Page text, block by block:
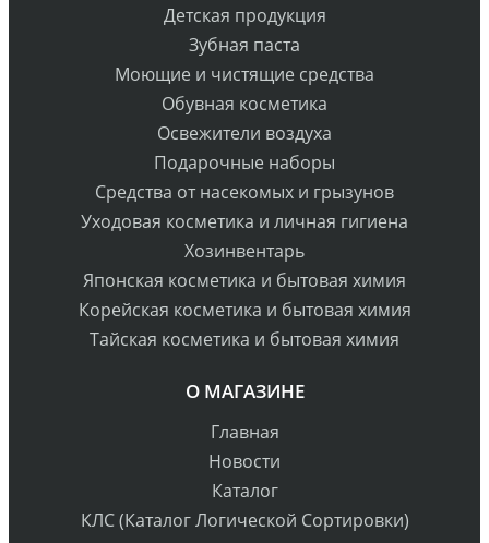
Детская продукция
Зубная паста
Моющие и чистящие средства
Обувная косметика
Освежители воздуха
Подарочные наборы
Средства от насекомых и грызунов
Уходовая косметика и личная гигиена
Хозинвентарь
Японская косметика и бытовая химия
Корейская косметика и бытовая химия
Тайская косметика и бытовая химия
О МАГАЗИНЕ
Главная
Новости
Каталог
КЛС (Каталог Логической Сортировки)